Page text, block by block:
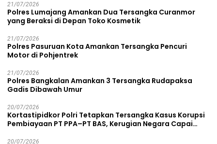
21/07/2026
Polres Lumajang Amankan Dua Tersangka Curanmor
yang Beraksi di Depan Toko Kosmetik
21/07/2026
Polres Pasuruan Kota Amankan Tersangka Pencuri
Motor di Pohjentrek
21/07/2026
Polres Bangkalan Amankan 3 Tersangka Rudapaksa
Gadis Dibawah Umur
20/07/2026
Kortastipidkor Polri Tetapkan Tersangka Kasus Korupsi
Pembiayaan PT PPA–PT BAS, Kerugian Negara Capai
20/07/2026